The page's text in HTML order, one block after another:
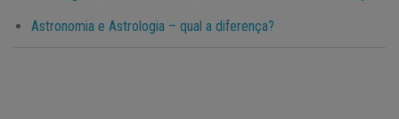
Astronomia e Astrologia – qual a diferença?